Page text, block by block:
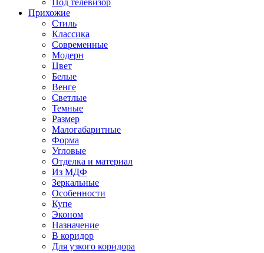
Под телевизор
Прихожие
Стиль
Классика
Современные
Модерн
Цвет
Белые
Венге
Светлые
Темные
Размер
Малогабаритные
Форма
Угловые
Отделка и материал
Из МДФ
Зеркальные
Особенности
Купе
Эконом
Назначение
В коридор
Для узкого коридора